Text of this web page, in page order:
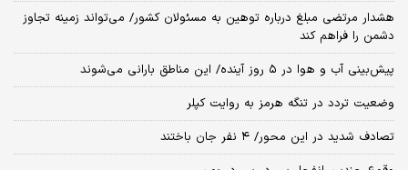
هشدار مرتضی مبلغ درباره توهین به مسئولان کشور/ می‌تواند زمینه تجاوز
دشمن را فراهم کند
پیش‌بینی آب و هوا در ۵ روز آینده/ این مناطق بارانی می‌شوند
وضعیت تردد در تنگه هرمز به روایت کپلر
تصادف شدید در این محور/ ۴ نفر جان باختند